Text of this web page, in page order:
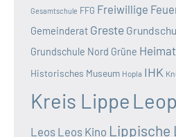
Gesamtschule FFG Freiwillige
Gemeinderat Greste
Grundschule Nord Grüne
Historisches Museum Hopla IHK
Kreis Lippe
Leos Leos Kino Lippische